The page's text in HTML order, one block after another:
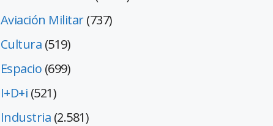
Aviación Militar(737)
Cultura (519)
Espacio (699)
I+D+i (521)
Industria (2.581)